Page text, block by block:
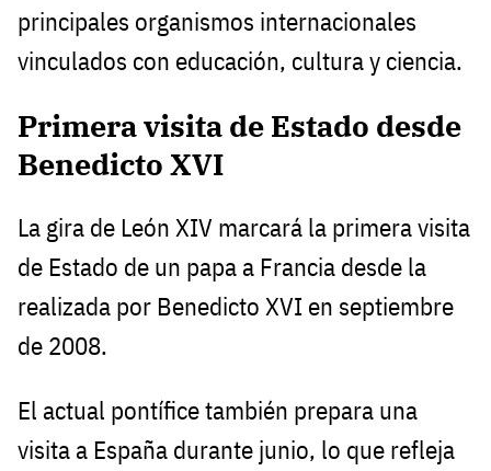
principales organismos internacionales
vinculados con educación, cultura y ciencia.
Primera visita de Estado desde
Benedicto XVI
La gira de León XIV marcará la primera visita
de Estado de un papa a Francia desde la
realizada por Benedicto XVI en septiembre
de 2008.
El actual pontífice también prepara una
visita a España durante junio, lo que refleja